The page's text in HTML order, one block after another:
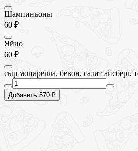
Шампиньоны
60 ₽
Яйцо
60 ₽
сыр моцарелла, бекон, салат айсберг,
Добавить 570 ₽